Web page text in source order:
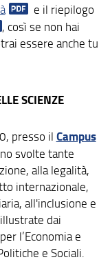
e il riepilogo
, così se non hai
essere anche tu
SCIENZE
presso il Campus
svolte tante
alla legalità,
internazionale,
all'inclusione e
dai
l’Economia e
e Sociali.